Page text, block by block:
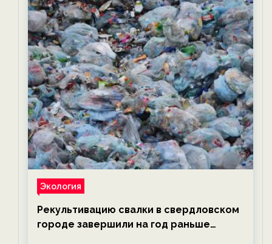
Экология
Рекультивацию свалки в свердловском
городе завершили на год раньше